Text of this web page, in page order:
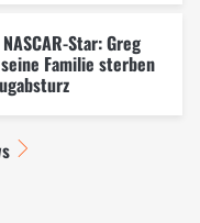
Star: Greg
Familie sterben